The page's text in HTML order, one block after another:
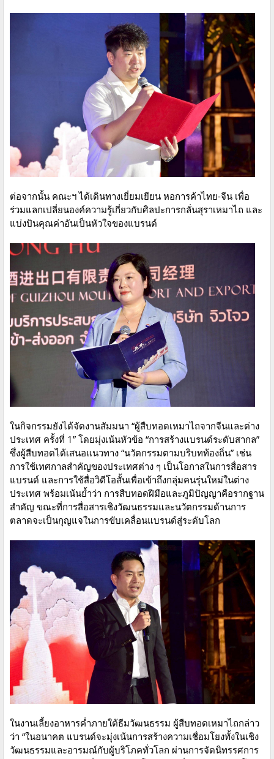
ต่อจากนั้น คณะฯ ได้เดินทางเยี่ยมเยียน หอการค้าไทย-จีน เพื่อ
ร่วมแลกเปลี่ยนองค์ความรู้เกี่ยวกับศิลปะการกลั่นสุราเหมาไถ และ
แบ่งปันคุณค่าอันเป็นหัวใจของแบรนด์
ในกิจกรรมยังได้จัดงานสัมมนา “ผู้สืบทอดเหมาไถจากจีนและต่าง
ประเทศ ครั้งที่ 1” โดยมุ่งเน้นหัวข้อ “การสร้างแบรนด์ระดับสากล”
ซึ่งผู้สืบทอดได้เสนอแนวทาง “นวัตกรรมตามบริบทท้องถิ่น” เช่น
การใช้เทศกาลสำคัญของประเทศต่าง ๆ เป็นโอกาสในการสื่อสาร
แบรนด์ และการใช้สื่อวิดีโอสั้นเพื่อเข้าถึงกลุ่มคนรุ่นใหม่ในต่าง
ประเทศ พร้อมเน้นย้ำว่า การสืบทอดฝีมือและภูมิปัญญาคือรากฐาน
สำคัญ ขณะที่การสื่อสารเชิงวัฒนธรรมและนวัตกรรมด้านการ
ตลาดจะเป็นกุญแจในการขับเคลื่อนแบรนด์สู่ระดับโลก
ในงานเลี้ยงอาหารค่ำภายใต้ธีมวัฒนธรรม ผู้สืบทอดเหมาไถกล่าว
ว่า “ในอนาคต แบรนด์จะมุ่งเน้นการสร้างความเชื่อมโยงทั้งในเชิง
วัฒนธรรมและอารมณ์กับผู้บริโภคทั่วโลก ผ่านการจัดนิทรรศการ